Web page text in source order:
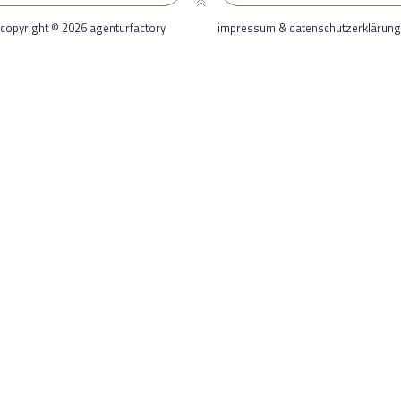
copyright © 2026 agenturfactory impressum & datenschutzerklärung